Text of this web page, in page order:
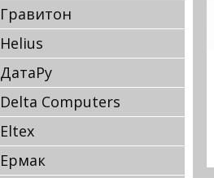
Гравитон
Helius
ДатаРу
Delta Computers
Eltex
Ермак